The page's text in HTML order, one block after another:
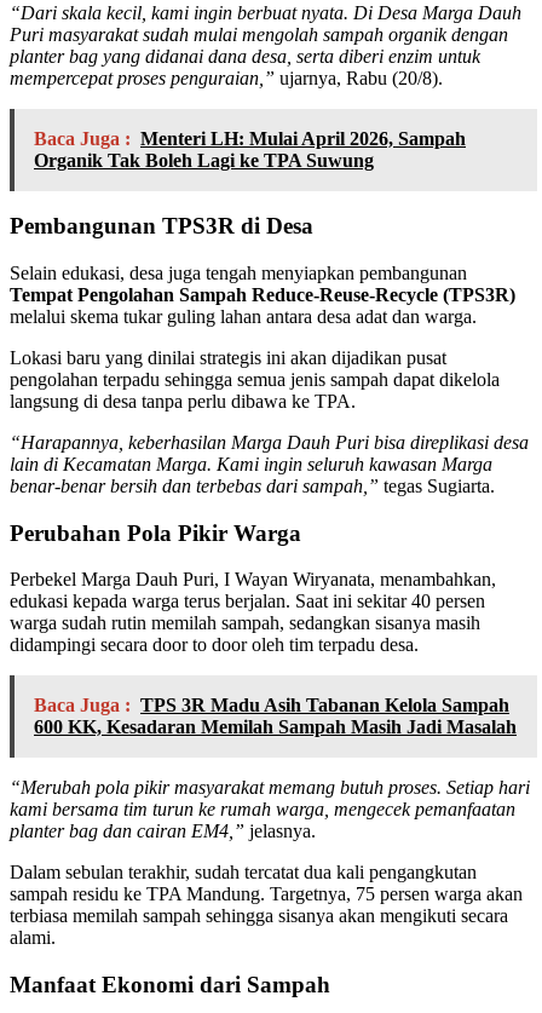
“Dari skala kecil, kami ingin berbuat nyata. Di Desa Marga Dauh
Puri masyarakat sudah mulai mengolah sampah organik dengan
planter bag yang didanai dana desa, serta diberi enzim untuk
mempercepat proses penguraian,” ujarnya, Rabu (20/8).
Baca Juga : Menteri LH: Mulai April 2026, Sampah
Organik Tak Boleh Lagi ke TPA Suwung
Pembangunan TPS3R di Desa
Selain edukasi, desa juga tengah menyiapkan pembangunan
Tempat Pengolahan Sampah Reduce-Reuse-Recycle (TPS3R)
melalui skema tukar guling lahan antara desa adat dan warga.
Lokasi baru yang dinilai strategis ini akan dijadikan pusat
pengolahan terpadu sehingga semua jenis sampah dapat dikelola
langsung di desa tanpa perlu dibawa ke TPA.
“Harapannya, keberhasilan Marga Dauh Puri bisa direplikasi desa
lain di Kecamatan Marga. Kami ingin seluruh kawasan Marga
benar-benar bersih dan terbebas dari sampah,” tegas Sugiarta.
Perubahan Pola Pikir Warga
Perbekel Marga Dauh Puri, I Wayan Wiryanata, menambahkan,
edukasi kepada warga terus berjalan. Saat ini sekitar 40 persen
warga sudah rutin memilah sampah, sedangkan sisanya masih
didampingi secara door to door oleh tim terpadu desa.
Baca Juga : TPS 3R Madu Asih Tabanan Kelola Sampah
600 KK, Kesadaran Memilah Sampah Masih Jadi Masalah
“Merubah pola pikir masyarakat memang butuh proses. Setiap hari
kami bersama tim turun ke rumah warga, mengecek pemanfaatan
planter bag dan cairan EM4,” jelasnya.
Dalam sebulan terakhir, sudah tercatat dua kali pengangkutan
sampah residu ke TPA Mandung. Targetnya, 75 persen warga akan
terbiasa memilah sampah sehingga sisanya akan mengikuti secara
alami.
Manfaat Ekonomi dari Sampah